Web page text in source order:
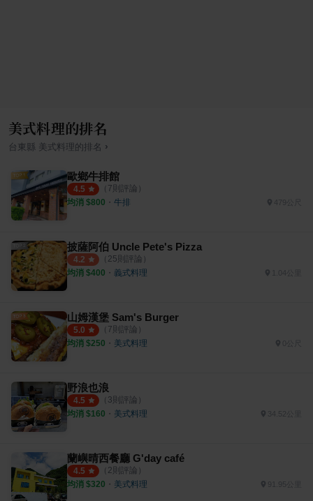
美式料理的排名
台東縣 美式料理 的排名 ›
歐鄉牛排館
4.5 （ 7則評論）
均消 $800 ・ 牛排 479公尺
披薩阿伯 Uncle Pete's Pizza
4.2 （ 25則評論）
均消 $400 ・ 義式料理 1.04公里
山姆漢堡 Sam's Burger
5.0 （ 7則評論）
均消 $250 ・ 美式料理
野浪也浪
4.5 （ 3則評論）
均消 $160 ・ 美式料理 34.52公里
蘭嶼晴西餐廳 G'day café
4.5 （ 2則評論）
均消 $320 ・ 美式料理 91.95公里